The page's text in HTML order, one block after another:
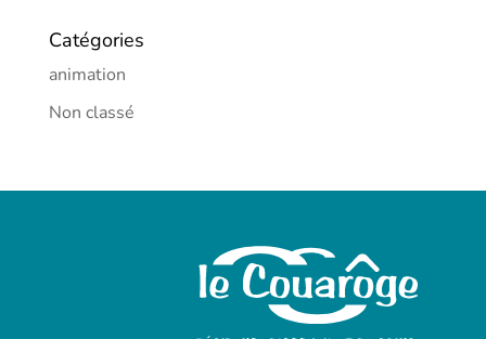
Catégories
animation
Non classé